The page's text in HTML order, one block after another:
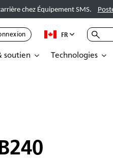
chez Équipement SMS.
FR
soutien Technologies